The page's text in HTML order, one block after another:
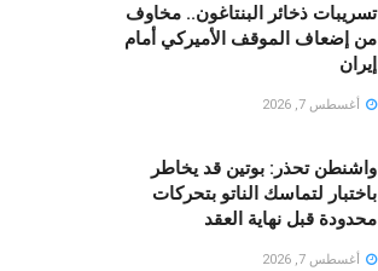
تسريبات ذخائر البنتاغون.. مخاوف
من إضعاف الموقف الأميركي أمام
إيران
أغسطس 7, 2026
واشنطن تحذر: بوتين قد يخاطر
باختبار لتماسك الناتو بتحركات
محدودة قبل نهاية العقد
أغسطس 7, 2026